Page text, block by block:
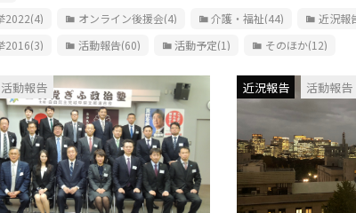
2022(4) オンライン後援会(4) 介護・福祉(44) 近況報
2016(3) 活動報告(60) 活動予定(1) そのほか(12)
活動報告 近況報告 活動報告